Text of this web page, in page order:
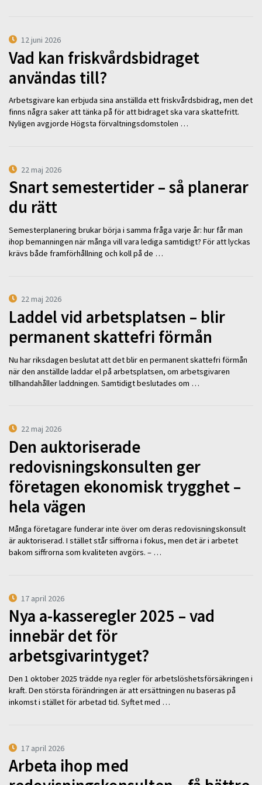
12 juni 2026
Vad kan friskvårdsbidraget
användas till?
Arbetsgivare kan erbjuda sina anställda ett friskvårdsbidrag, men det
finns några saker att tänka på för att bidraget ska vara skattefritt.
Nyligen avgjorde Högsta förvaltningsdomstolen …
22 maj 2026
Snart semestertider – så planerar
du rätt
Semesterplanering brukar börja i samma fråga varje år: hur får man
ihop bemanningen när många vill vara lediga samtidigt? För att lyckas
krävs både framförhållning och koll på de …
22 maj 2026
Laddel vid arbetsplatsen – blir
permanent skattefri förmån
Nu har riksdagen beslutat att det blir en permanent skattefri förmån
när den anställde laddar el på arbetsplatsen, om arbetsgivaren
tillhandahåller laddningen. Samtidigt beslutades om …
22 maj 2026
Den auktoriserade
redovisningskonsulten ger
företagen ekonomisk trygghet –
hela vägen
Många företagare funderar inte över om deras redovisningskonsult
är auktoriserad. I stället står siffrorna i fokus, men det är i arbetet
bakom siffrorna som kvaliteten avgörs. – …
17 april 2026
Nya a-kasseregler 2025 – vad
innebär det för
arbetsgivarintyget?
Den 1 oktober 2025 trädde nya regler för arbetslöshetsförsäkringen i
kraft. Den största förändringen är att ersättningen nu baseras på
inkomst i stället för arbetad tid. Syftet med …
17 april 2026
Arbeta ihop med